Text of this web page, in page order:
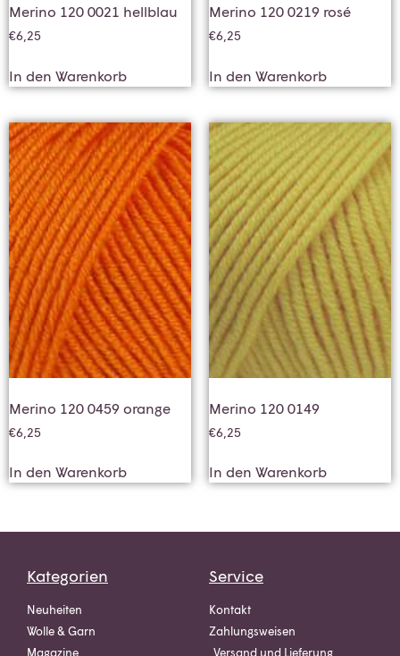
Merino 120 0021 hellblau
€6,25
In den Warenkorb
Merino 120 0219 rosé
€6,25
In den Warenkorb
Merino 120 0459 orange
€6,25
In den Warenkorb
Merino 120 0149
€6,25
In den Warenkorb
Kategorien
Neuheiten
Wolle & Garn
Magazine
Service
Kontakt
Zahlungsweisen
Versand und Lieferung